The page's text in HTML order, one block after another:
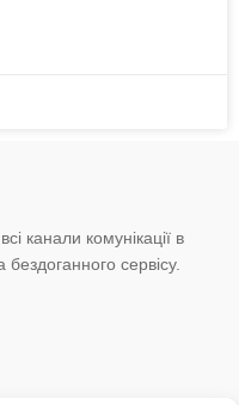
канали комунікації в
сервісу.